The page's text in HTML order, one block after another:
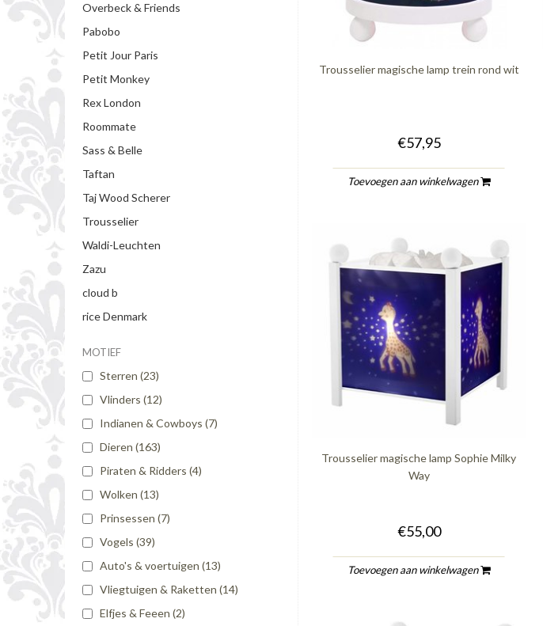
Overbeck & Friends
Pabobo
Petit Jour Paris
Petit Monkey
Rex London
Roommate
Sass & Belle
Taftan
Taj Wood Scherer
Trousselier
Waldi-Leuchten
Zazu
cloud b
rice Denmark
MOTIEF
Sterren (23)
Vlinders (12)
Indianen & Cowboys (7)
Dieren (163)
Piraten & Ridders (4)
Wolken (13)
Prinsessen (7)
Vogels (39)
Auto's & voertuigen (13)
Vliegtuigen & Raketten (14)
Elfjes & Feeen (2)
Trousselier magische lamp trein rond wit
€57,95
Toevoegen aan winkelwagen
Trousselier magische lamp Sophie Milky
Way
€55,00
Toevoegen aan winkelwagen